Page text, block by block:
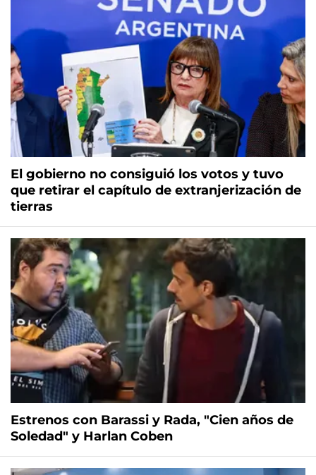
El gobierno no consiguió los votos y tuvo
que retirar el capítulo de extranjerización de
tierras
Estrenos con Barassi y Rada, "Cien años de
Soledad" y Harlan Coben